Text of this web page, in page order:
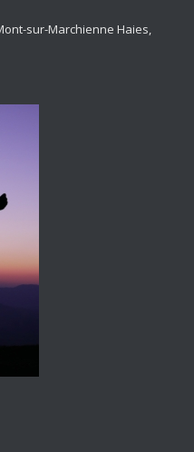
sur-Marchienne Haies,